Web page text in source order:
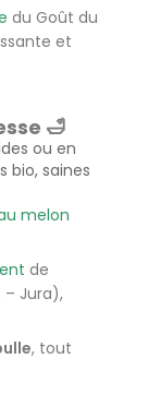
du Goût du
et
🛁
ou en
bio, saines
melon
de
Jura),
, tout